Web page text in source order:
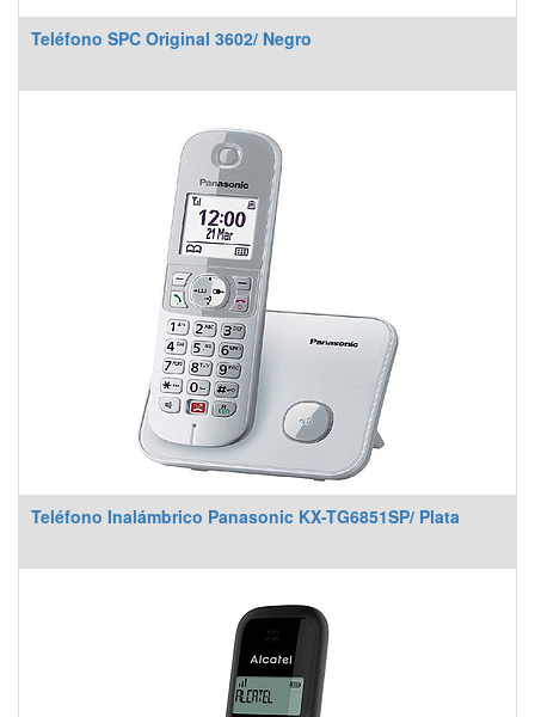
Teléfono SPC Original 3602/ Negro
Teléfono Inalámbrico Panasonic KX-TG6851SP/ Plata